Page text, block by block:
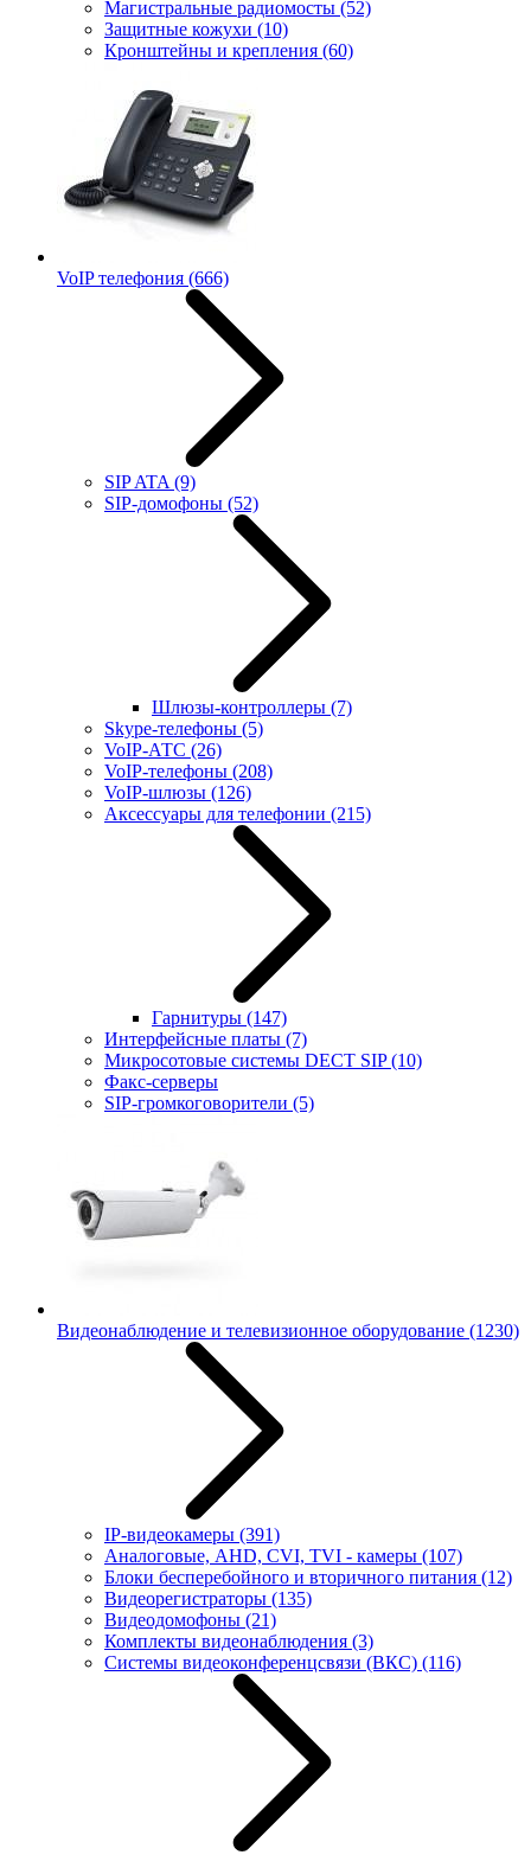
Магистральные радиомосты (52)
Защитные кожухи (10)
Кронштейны и крепления (60)
VoIP телефония (666)
SIP ATA (9)
SIP-домофоны (52)
Шлюзы-контроллеры (7)
Skype-телефоны (5)
VoIP-АТС (26)
VoIP-телефоны (208)
VoIP-шлюзы (126)
Аксессуары для телефонии (215)
Гарнитуры (147)
Интерфейсные платы (7)
Микросотовые системы DECT SIP(10)
Факс-серверы
SIP-громкоговорители (5)
Видеонаблюдение и телевизионное оборудование (1230)
IP-видеокамеры (391)
Аналоговые, AHD, CVI, TVI - камеры (107)
Блоки бесперебойного и вторичного питания (12)
Видеорегистраторы (135)
Видеодомофоны (21)
Комплекты видеонаблюдения (3)
Системы видеоконференцсвязи (ВКС) (116)